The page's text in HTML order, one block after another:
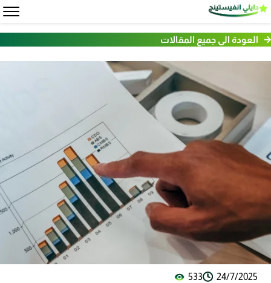
العودة الى جميع المقالات
24/7/2025
533